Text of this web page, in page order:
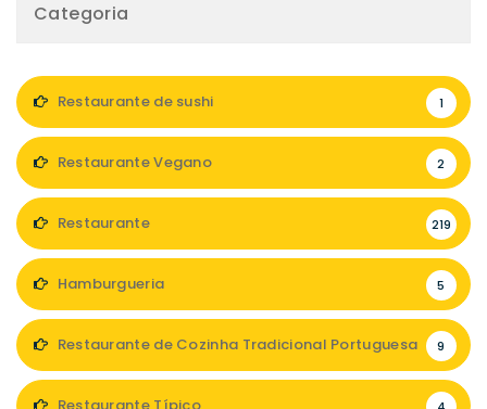
Categoria
Restaurante de sushi 1
Restaurante Vegano 2
Restaurante 219
Hamburgueria 5
Restaurante de Cozinha Tradicional Portuguesa 9